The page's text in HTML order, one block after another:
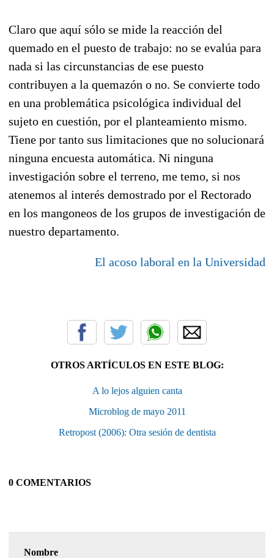
Claro que aquí sólo se mide la reacción del
quemado en el puesto de trabajo: no se evalúa para
nada si las circunstancias de ese puesto
contribuyen a la quemazón o no. Se convierte todo
en una problemática psicológica individual del
sujeto en cuestión, por el planteamiento mismo.
Tiene por tanto sus limitaciones que no solucionará
ninguna encuesta automática. Ni ninguna
investigación sobre el terreno, me temo, si nos
atenemos al interés demostrado por el Rectorado
en los mangoneos de los grupos de investigación de
nuestro departamento.
El acoso laboral en la Universidad
OTROS ARTÍCULOS EN ESTE BLOG:
A lo lejos alguien canta
Microblog de mayo 2011
Retropost (2006): Otra sesión de dentista
0 COMENTARIOS
Nombre